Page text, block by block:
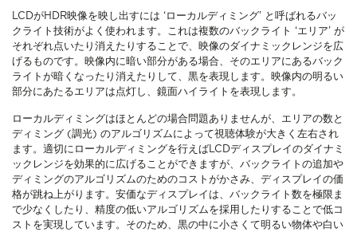
LCDがHDR映像を映し出すには ‘ローカルディミング’ と呼ばれるバッ
クライト技術がよく使われます。これは複数のバックライト ‘エリア’ が
それぞれ点いたり消えたりすることで、映像のダイナミックレンジを広
げるものです。映像内に暗い部分がある場合、そのエリアにあるバック
ライトが暗くなったり消えたりして、黒を表現します。映像内の明るい
部分にあたるエリアは点灯し、鏡面ハイライトを表現します。
ローカルディミングはほとんどの場合問題ありませんが、エリアの数と
ディミング (調光) のアルゴリズムによって視聴体験が大きく左右され
ます。適切にローカルディミングを行えばLCDディスプレイのダイナミ
ックレンジを効果的に広げることができますが、バックライトの追加や
ディミングのアルゴリズムのためのコストがかさみ、ディスプレイの価
格が跳ね上がります。安価なディスプレイは、バックライト数を極限ま
で少なくしたり、精度の低いアルゴリズムを採用したりすることで低コ
ストを実現しています。そのため、黒の中に小さくて明るい物体や白い